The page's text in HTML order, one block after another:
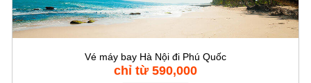
Vé máy bay Hà Nội đi Phú Quốc
chỉ từ 590,000